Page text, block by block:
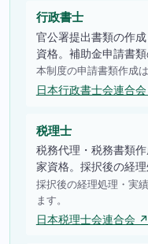
行政書士
官公署提出書類の作
資格。補助金申請書
本制度の申請書類作成
日本行政書士会連合
税理士
税務代理・税務書類
家資格。採択後の経
採択後の経理処理・実
ます。
日本税理士会連合会 ↗